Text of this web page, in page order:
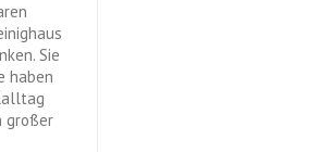
Sie
haben
großer